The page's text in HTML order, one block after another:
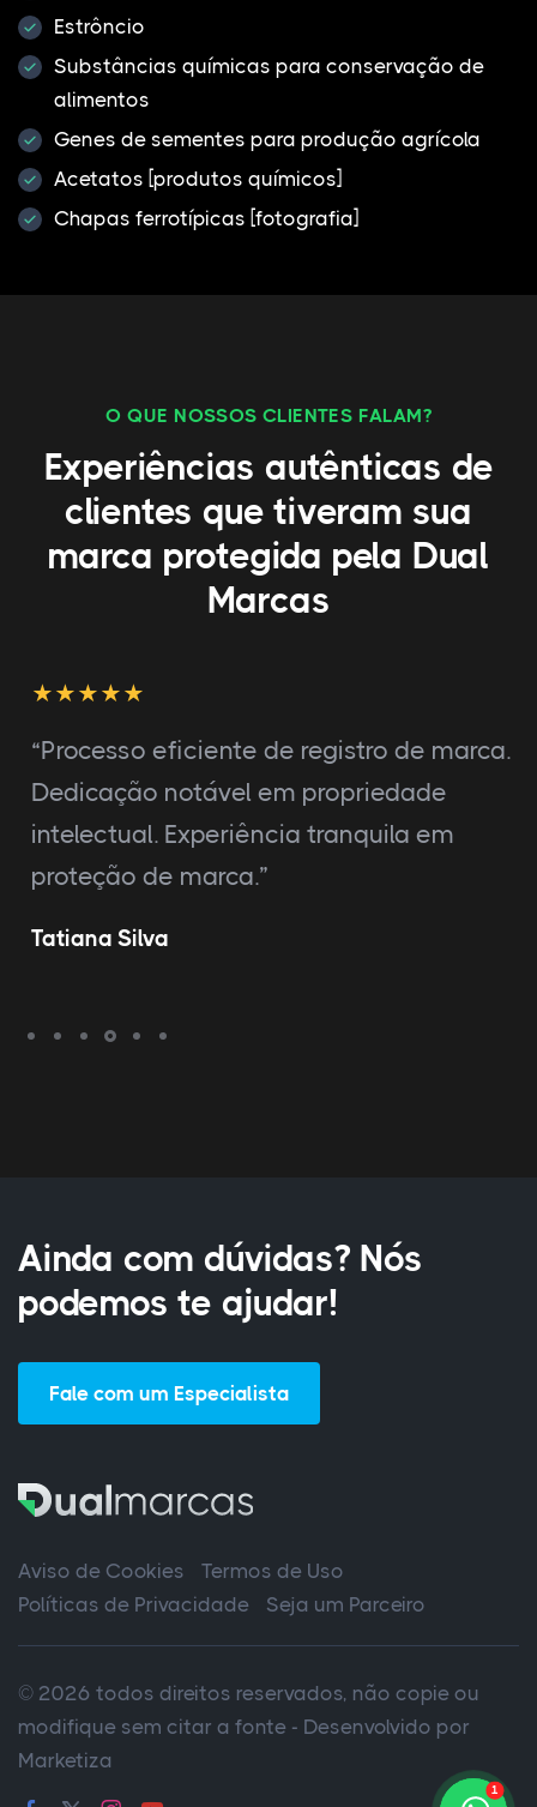
Estrôncio
Substâncias químicas para conservação de
alimentos
Genes de sementes para produção agrícola
Acetatos [produtos químicos]
Chapas ferrotípicas [fotografia]
O QUE NOSSOS CLIENTES FALAM?
Experiências autênticas de
clientes que tiveram sua
marca protegida pela Dual
Marcas
“Processo eficiente de registro de marca.
Dedicação notável em propriedade
intelectual. Experiência tranquila em
proteção de marca.”
Tatiana Silva
Ainda com dúvidas? Nós
podemos te ajudar!
Fale com um Especialista
Aviso de Cookies
Termos de Uso
Políticas de Privacidade
Seja um Parceiro
© 2026 todos direitos reservados, não copie ou
modifique sem citar a fonte - Desenvolvido por
Marketiza
1